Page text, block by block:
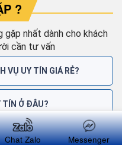
?
nhất dành cho khách
cần tư vấn
VỤ UY TÍN GIÁ RẺ?
TÍN Ở ĐÂU?
DỊCH VỤ NHƯ Ý
Chat Zalo Messenger